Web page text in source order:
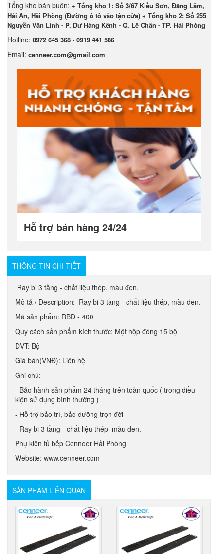
Tổng kho bán buôn: + Tổng kho 1: Số 3/67 Kiều Sơn, Đằng Lâm,
Hải An, Hải Phòng (Đường ô tô vào tận cửa) + Tổng kho 2: Số 255
Nguyễn Văn Linh - P. Dư Hàng Kênh - Q. Lê Chân - TP. Hải Phòng
Hotline: 0972 645 368 - 0919 441 586
Email: cenneer.com@gmail.com
Hỗ trợ bán hàng 24/24
THÔNG TIN CHI TIẾT
Ray bi 3 tầng - chất liệu thép, màu đen.
Mô tả / Description: Ray bi 3 tầng - chất liệu thép, màu đen.
Mã sản phẩm: RBĐ - 400
Quy cách sản phẩm kích thước: Một hộp đóng 15 bộ
ĐVT: Bộ
Giá bán(VNĐ): Liên hệ
Ghi chú:
- Bảo hành sản phẩm 24 tháng trên toàn quốc ( trong điều
kiện sử dụng bình thường )
- Hỗ trợ bảo trì, bảo dưỡng trọn đời
- Ray bi 3 tầng - chất liệu thép, màu đen.
Phụ kiện tủ bếp Cenneer Hải Phòng
Website: www.cenneer.com
SẢN PHẨM LIÊN QUAN